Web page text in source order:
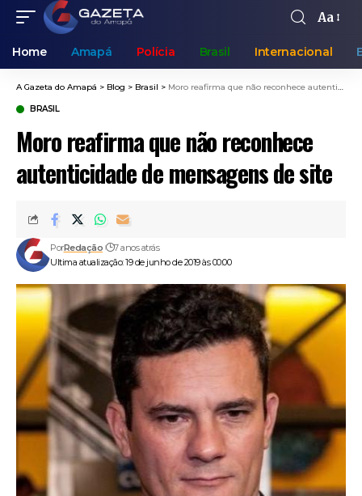
Aa
Home Amapá Polícia Brasil Internacional
A Gazeta do Amapá > Blog > Brasil > Moro reafirma que não reconhece autenticidade de mensagens de site
BRASIL
Moro reafirma que não reconhece
autenticidade de mensagens de site
Ultima atualização: 19 de junho de 2019 às 00:00
PorRedação 7 anos atrás